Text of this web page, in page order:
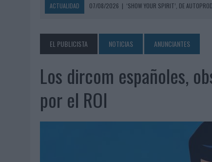
ACTUALIDAD 07/08/2026 | ‘SHOW YOUR SPIRIT’, DE
07/08/2026 | MG SPIRIT RELANZA SU MARCA CON UNA
07/08/2026
PATRÓN CONVIERTE EL NUEVO SINGLE DE ARÓN
07/08/2026
EL VERANO PONE A PRUEBA LA ESTRATEGIA DIGITAL
07/08/2026
VUELING CONVIERTE LOS RECUERDOS EN SOUVENIRS
SIETE DE CADA DIEZ EMPRESAS ESPAÑOLAS NO
EL PUBLICISTA NOTICIAS ANUNCIANTES
Los dircom españoles,
por el ROI